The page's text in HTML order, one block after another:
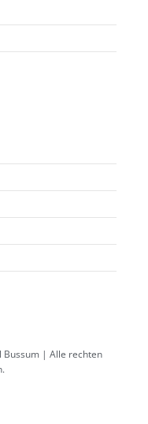
Bussum | Alle rechten